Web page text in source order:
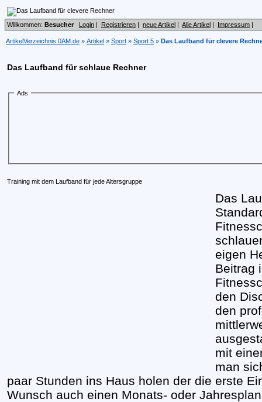
Willkommen: Besucher Login | Registrieren | neue Artikel | Alle Artikel | Impressum |
ArtikelVerzeichnis 0AM.de » Artikel » Sport » Sport 5 » Das Laufband für clevere
Das Laufband für schlaue Rechner
Ads
Training mit dem Laufband für jede Altersgruppe
Das
eigen
Beitrag
den
den
mit
man
paar Stunden ins Haus holen der die erste
Wunsch auch einen Monats- oder